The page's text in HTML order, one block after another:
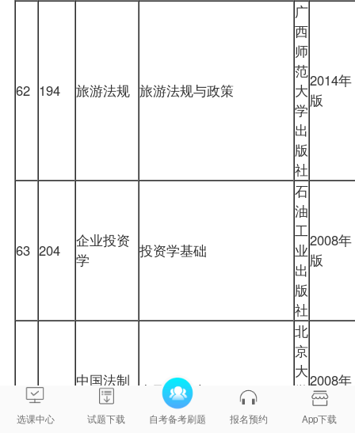
62 194 旅游法规 旅游法规与政策
广
西
师
范
大
学
出
版
社
2014年
版
63 204
企业投资
学
投资学基础
石
油
工
业
出
版
社
2008年
版
64 223
中国法制
中国法制史
北
京
大
学
2008年
版
选课中心 试题下载 自考备考刷题 报名预约 App下载